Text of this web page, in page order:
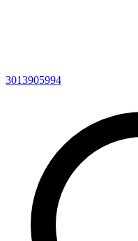
3013905994